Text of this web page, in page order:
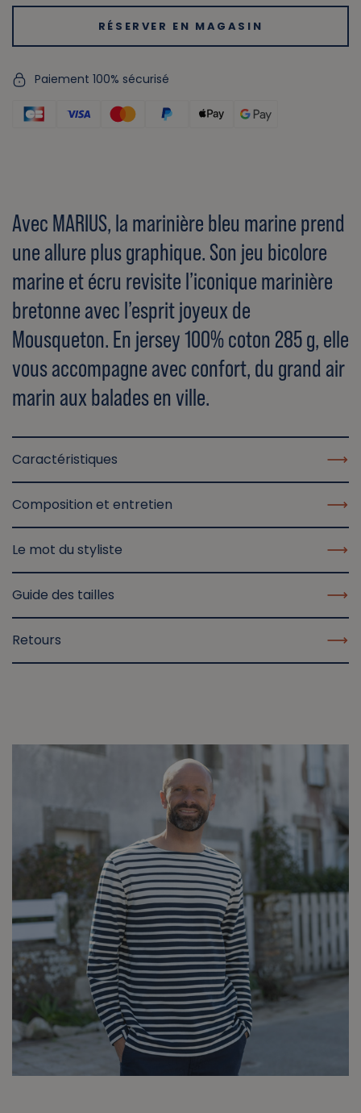
RÉSERVER EN MAGASIN
Paiement 100% sécurisé
Avec MARIUS, la marinière bleu marine prend
une allure plus graphique. Son jeu bicolore
marine et écru revisite l’iconique marinière
bretonne avec l’esprit joyeux de
Mousqueton. En jersey 100% coton 285 g, elle
vous accompagne avec confort, du grand air
marin aux balades en ville.
Caractéristiques
Composition et entretien
Le mot du styliste
Guide des tailles
Retours